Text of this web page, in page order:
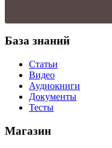
База знаний
Статьи
Видео
Аудиокниги
Документы
Тесты
Магазин